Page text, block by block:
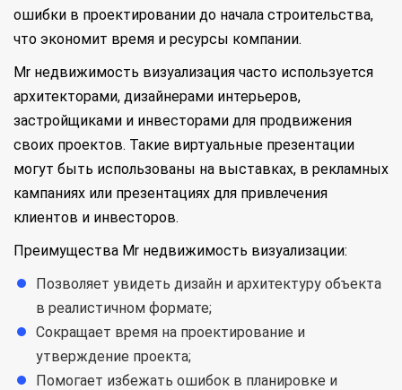
ошибки в проектировании до начала строительства,
что экономит время и ресурсы компании.
Mr недвижимость визуализация часто используется
архитекторами, дизайнерами интерьеров,
застройщиками и инвесторами для продвижения
своих проектов. Такие виртуальные презентации
могут быть использованы на выставках, в рекламных
кампаниях или презентациях для привлечения
клиентов и инвесторов.
Преимущества Mr недвижимость визуализации:
Позволяет увидеть дизайн и архитектуру объекта
в реалистичном формате;
Сокращает время на проектирование и
утверждение проекта;
Помогает избежать ошибок в планировке и